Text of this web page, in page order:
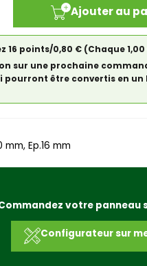
Ajouter au
16 points/0,80 € (Chaque
sur une prochaine
être convertis en un
mm, Ep.16 mm
votre panneau
Configurateur sur